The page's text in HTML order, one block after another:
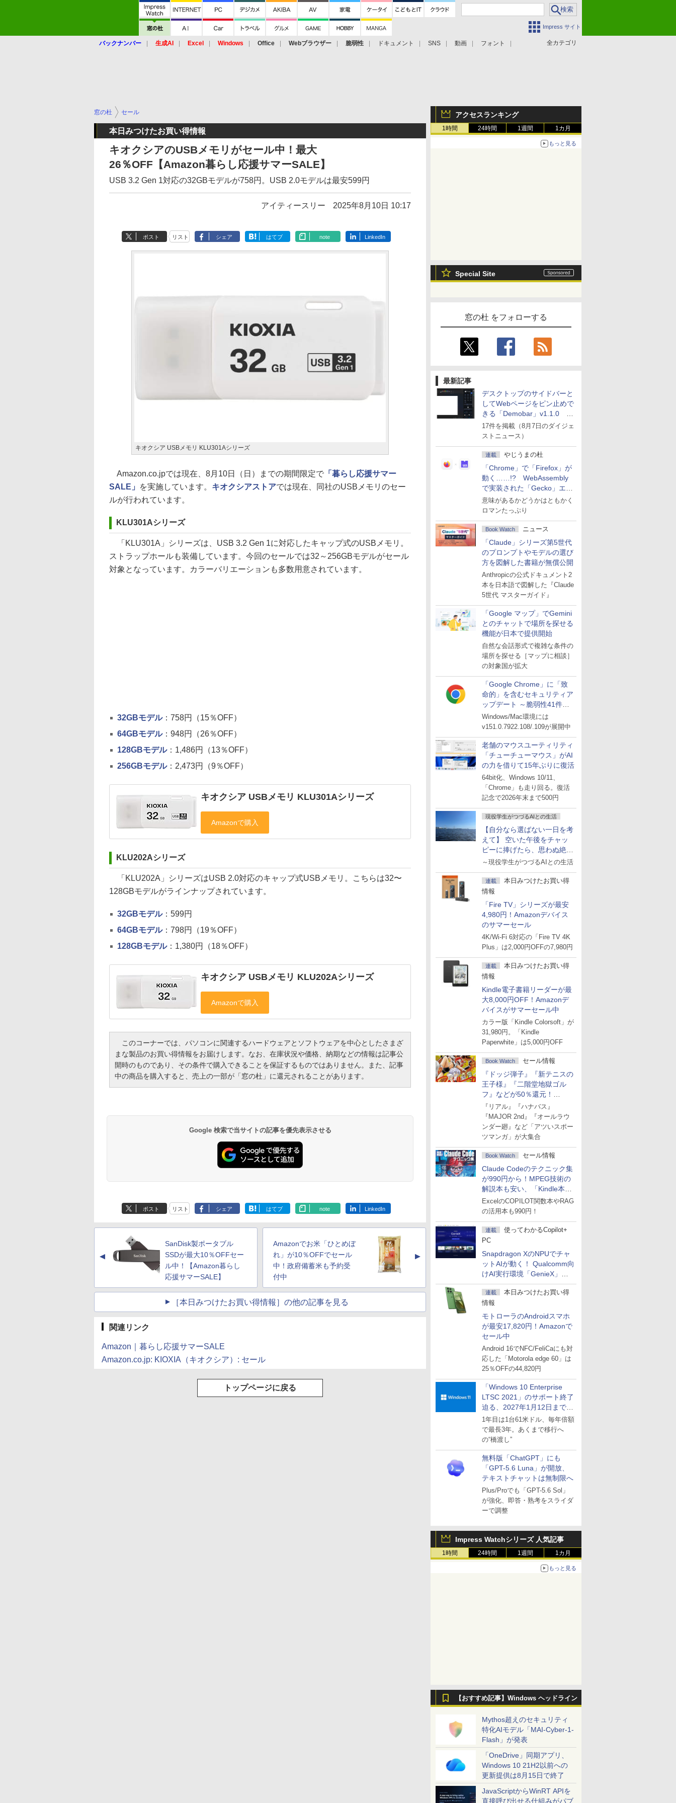
Impress サイト
全カテゴリ
バックナンバー 生成AI Excel Windows Office Webブラウザー 脆弱性 ドキュメント SNS 動画 フォント
アクセスランキング
1時間 24時間 1週間 1カ月
もっと見る
Special Site
窓の杜 をフォローする
最新記事
デスクトップのサイドバーと
してWebページをピン止めで
きる「Demobar」v1.1.0 ほ
か
17件を掲載（8月7日のダイジェ
ストニュース）
連載 やじうまの杜
「Chrome」で「Firefox」が
動く……!? WebAssembly
で実装された「Gecko」エン
ジン
意味があるかどうかはともかく
ロマンたっぷり
Book Watch ニュース
「Claude」シリーズ第5世代
のプロンプトやモデルの選び
方を図解した書籍が無償公開
Anthropicの公式ドキュメント2
本を日本語で図解した『Claude
5世代 マスターガイド』
「Google マップ」でGemini
とのチャットで場所を探せる
機能が日本で提供開始
自然な会話形式で複雑な条件の
場所を探せる［マップに相談］
の対象国が拡大
「Google Chrome」に「致
命的」を含むセキュリティア
ップデート ～脆弱性41件に
対処
Windows/Mac環境には
v151.0.7922.108/.109が展開中
老舗のマウスユーティリティ
「チューチューマウス」がAI
の力を借りて15年ぶりに復活
64bit化、Windows 10/11、
「Chrome」も走り回る。復活
記念で2026年末まで500円
現役学生がつづるAIとの生活
【自分なら選ばない一日を考
えて】 空いた午後をチャッ
ピーに捧げたら、思わぬ絶景
に出会った話
～現役学生がつづるAIとの生活
連載
本日みつけたお買い得
情報
「Fire TV」シリーズが最安
4,980円！Amazonデバイス
のサマーセール
4K/Wi-Fi 6対応の「Fire TV 4K
Plus」は2,000円OFFの7,980円
連載
本日みつけたお買い得
情報
Kindle電子書籍リーダーが最
大8,000円OFF！Amazonデ
バイスがサマーセール中
カラー版「Kindle Colorsoft」が
31,980円。「Kindle
Paperwhite」は5,000円OFF
Book Watch セール情報
『ドッジ弾子』『新テニスの
王子様』『二階堂地獄ゴル
フ』などが50％還元！
Amazonマンガ週末セール
『リアル』『ハナバス』
『MAJOR 2nd』『オールラウ
ンダー廻』など「アツいスポー
ツマンガ」が大集合
Book Watch セール情報
Claude Codeのテクニック集
が990円から！MPEG技術の
解説本も安い、「Kindle本サ
マーセール」第2弾開始！
ExcelのCOPILOT関数本やRAG
の活用本も990円！
連載
使ってわかるCopilot+
PC
Snapdragon XのNPUでチャ
ットAIが動く！ Qualcomm向
けAI実行環境「GenieX」を
試してみた
連載
本日みつけたお買い得
情報
モトローラのAndroidスマホ
が最安17,820円！Amazonで
セール中
Android 16でNFC/FeliCaにも対
応した「Motorola edge 60」は
25％OFFの44,820円
「Windows 10 Enterprise
LTSC 2021」のサポート終了
迫る、2027年1月12日まで
～ESUは9月1日から販売
1年目は1台61米ドル、毎年倍額
で最長3年。あくまで移行へ
の“橋渡し”
無料版「ChatGPT」にも
「GPT-5.6 Luna」が開放、
テキストチャットは無制限へ
Plus/Proでも「GPT-5.6 Sol」
が強化、即答・熟考をスライダ
ーで調整
Impress Watchシリーズ 人気記事
1時間 24時間 1週間 1カ月
もっと見る
【おすすめ記事】Windows ヘッドライン
Mythos超えのセキュリティ
特化AIモデル「MAI-Cyber-1-
Flash」が発表
「OneDrive」同期アプリ、
Windows 10 21H2以前への
更新提供は8月15日で終了
JavaScriptからWinRT APIを
直接呼び出せる仕組みがパブ
窓の杜 セール
本日みつけたお買い得情報
キオクシアのUSBメモリがセール中！最大
26％OFF【Amazon暮らし応援サマーSALE】
USB 3.2 Gen 1対応の32GBモデルが758円。USB 2.0モデルは最安599円
アイティースリー 2025年8月10日 10:17
ポスト リスト シェア はてブ note LinkedIn
キオクシア USBメモリ KLU301Aシリーズ
Amazon.co.jpでは現在、8月10日（日）までの期間限定で 「暮らし応援サマー
SALE」
を実施しています。 キオクシアストアでは現在、同社のUSBメモリのセー
ルが行われています。
KLU301Aシリーズ
「KLU301A」シリーズは、USB 3.2 Gen 1に対応したキャップ式のUSBメモリ。
ストラップホールも装備しています。今回のセールでは32～256GBモデルがセール
対象となっています。カラーバリエーションも多数用意されています。
32GBモデル：758円（15％OFF）
64GBモデル：948円（26％OFF）
128GBモデル：1,486円（13％OFF）
256GBモデル：2,473円（9％OFF）
キオクシア USBメモリ KLU301Aシリーズ
KLU202Aシリーズ
「KLU202A」シリーズはUSB 2.0対応のキャップ式USBメモリ。こちらは32〜
128GBモデルがラインナップされています。
32GBモデル：599円
64GBモデル：798円（19％OFF）
128GBモデル：1,380円（18％OFF）
キオクシア USBメモリ KLU202Aシリーズ
このコーナーでは、パソコンに関連するハードウェアとソフトウェアを中心としたさまざ
まな製品のお買い得情報をお届けします。なお、在庫状況や価格、納期などの情報は記事公
開時のものであり、その条件で購入できることを保証するものではありません。また、記事
中の商品を購入すると、売上の一部が「窓の杜」に還元されることがあります。
Google 検索で当サイトの記事を優先表示させる
ポスト リスト シェア はてブ note LinkedIn
▲
SanDisk製ポータブル
SSDが最大10％OFFセー
ル中！【Amazon暮らし
応援サマーSALE】
Amazonでお米「ひとめぼ
れ」が10％OFFでセール
中！政府備蓄米も予約受
付中
▲
［本日みつけたお買い得情報］の他の記事を見る
関連リンク
Amazon｜暮らし応援サマーSALE
Amazon.co.jp: KIOXIA（キオクシア）: セール
トップページに戻る